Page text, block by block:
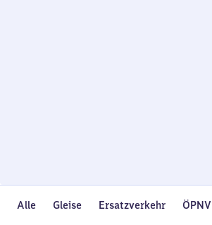
Alle Gleise Ersatzverkehr ÖPNV